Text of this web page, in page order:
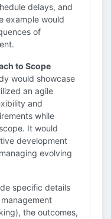
delays, and
example would
of
to Scope
would showcase
an agile
and
while
It would
development
evolving
specific details
the outcomes,